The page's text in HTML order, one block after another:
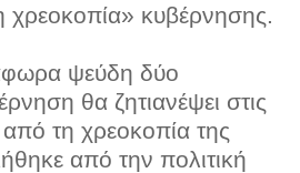
χρεοκοπία» κυβέρνησης.
ψεύδη δύο
θα ζητιανέψει στις
από τη χρεοκοπία της
από την πολιτική